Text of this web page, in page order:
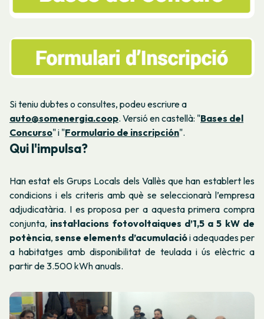
Si teniu dubtes o consultes, podeu escriure a
auto@somenergia.coop. Versió en castellà: "Bases del
Concurso" i "Formulario de inscripción".
Qui l'impulsa?
Han estat els Grups Locals dels Vallès que han establert les
condicions i els criteris amb què se seleccionarà l’empresa
adjudicatària. I es proposa per a aquesta primera compra
conjunta, instal·lacions fotovoltaiques d’1,5 a 5 kW de
potència, sense elements d’acumulaciói adequades per
a habitatges amb disponibilitat de teulada i ús elèctric a
partir de 3.500 kWh anuals.